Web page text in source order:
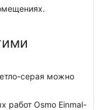
серая можно
работ Osmo Einmal-